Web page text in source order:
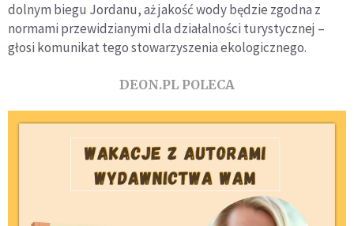
dolnym biegu Jordanu, aż jakość wody będzie zgodna z
normami przewidzianymi dla działalności turystycznej –
głosi komunikat tego stowarzyszenia ekologicznego.
DEON.PL POLECA